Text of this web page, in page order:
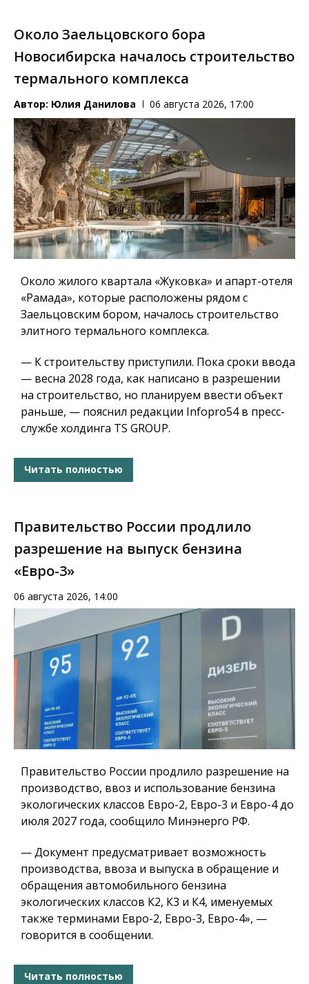
Около Заельцовского бора
Новосибирска началось строительство
термального комплекса
Автор: Юлия Данилова 06 августа 2026, 17:00
Около жилого квартала «Жуковка» и апарт-отеля
«Рамада», которые расположены рядом с
Заельцовским бором, началось строительство
элитного термального комплекса.
— К строительству приступили. Пока сроки ввода
— весна 2028 года, как написано в разрешении
на строительство, но планируем ввести объект
раньше, — пояснил редакции Infopro54 в пресс-
службе холдинга TS GROUP.
Читать полностью
Правительство России продлило
разрешение на выпуск бензина
«Евро-3»
06 августа 2026, 14:00
Правительство России продлило разрешение на
производство, ввоз и использование бензина
экологических классов Евро-2, Евро-3 и Евро-4 до
июля 2027 года, сообщило Минэнерго РФ.
— Документ предусматривает возможность
производства, ввоза и выпуска в обращение и
обращения автомобильного бензина
экологических классов К2, К3 и К4, именуемых
также терминами Евро-2, Евро-3, Евро-4», —
говорится в сообщении.
Читать полностью